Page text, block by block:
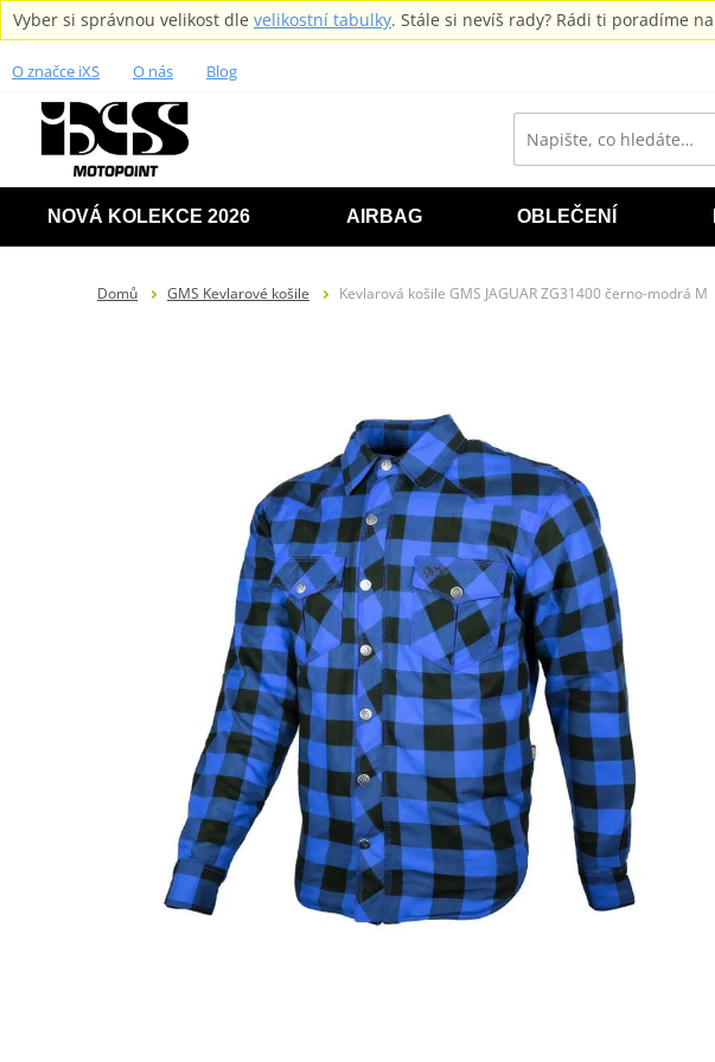
Vyber si správnou velikost dle velikostní tabulky. Stále si nevíš rady? Rádi ti poradíme na
O značce iXS O nás Blog
NOVÁ KOLEKCE 2026 AIRBAG OBLEČENÍ
Domů GMS Kevlarové košile Kevlarová košile GMS JAGUAR ZG31400 černo-modrá M